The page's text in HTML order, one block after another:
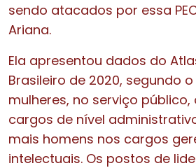
sendo atacados por essa
Ariana.
Ela apresentou dados do
Brasileiro de 2020, segundo
mulheres, no serviço
cargos de nível
mais homens nos cargos
intelectuais. Os postos de